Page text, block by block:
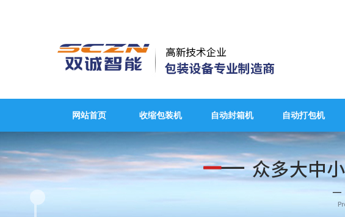
网站首页 收缩包装机 自动封箱机 自动打包机